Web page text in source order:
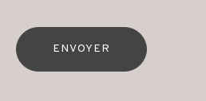
ENVOYER